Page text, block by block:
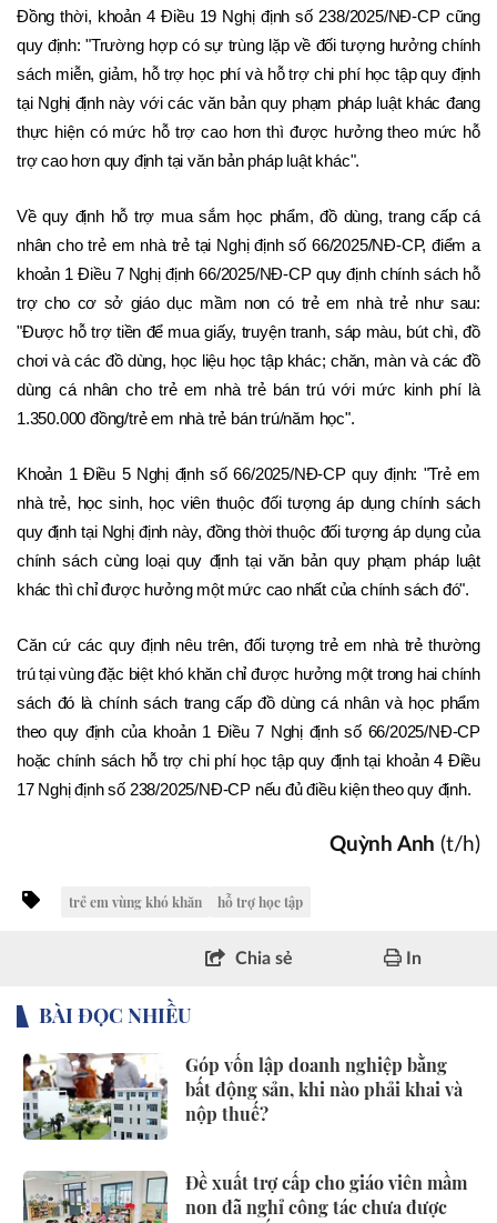
Đồng thời, khoản 4 Điều 19 Nghị định số 238/2025/NĐ-CP cũng
quy định: "Trường hợp có sự trùng lặp về đối tượng hưởng chính
sách miễn, giảm, hỗ trợ học phí và hỗ trợ chi phí học tập quy định
tại Nghị định này với các văn bản quy phạm pháp luật khác đang
thực hiện có mức hỗ trợ cao hơn thì được hưởng theo mức hỗ
trợ cao hơn quy định tại văn bản pháp luật khác".
Về quy định hỗ trợ mua sắm học phẩm, đồ dùng, trang cấp cá
nhân cho trẻ em nhà trẻ tại Nghị định số 66/2025/NĐ-CP, điểm a
khoản 1 Điều 7 Nghị định 66/2025/NĐ-CP quy định chính sách hỗ
trợ cho cơ sở giáo dục mầm non có trẻ em nhà trẻ như sau:
"Được hỗ trợ tiền để mua giấy, truyện tranh, sáp màu, bút chì, đồ
chơi và các đồ dùng, học liệu học tập khác; chăn, màn và các đồ
dùng cá nhân cho trẻ em nhà trẻ bán trú với mức kinh phí là
1.350.000 đồng/trẻ em nhà trẻ bán trú/năm học".
Khoản 1 Điều 5 Nghị định số 66/2025/NĐ-CP quy định: "Trẻ em
nhà trẻ, học sinh, học viên thuộc đối tượng áp dụng chính sách
quy định tại Nghị định này, đồng thời thuộc đối tượng áp dụng của
chính sách cùng loại quy định tại văn bản quy phạm pháp luật
khác thì chỉ được hưởng một mức cao nhất của chính sách đó".
Căn cứ các quy định nêu trên, đối tượng trẻ em nhà trẻ thường
trú tại vùng đặc biệt khó khăn chỉ được hưởng một trong hai chính
sách đó là chính sách trang cấp đồ dùng cá nhân và học phẩm
theo quy định của khoản 1 Điều 7 Nghị định số 66/2025/NĐ-CP
hoặc chính sách hỗ trợ chi phí học tập quy định tại khoản 4 Điều
17 Nghị định số 238/2025/NĐ-CP nếu đủ điều kiện theo quy định.
Quỳnh Anh (t/h)
trẻ em vùng khó khăn hỗ trợ học tập
Chia sẻ In
BÀI ĐỌC NHIỀU
Góp vốn lập doanh nghiệp bằng
bất động sản, khi nào phải khai và
nộp thuế?
Đề xuất trợ cấp cho giáo viên mầm
non đã nghỉ công tác chưa được